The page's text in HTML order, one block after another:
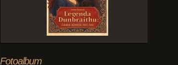
Fotoalbum